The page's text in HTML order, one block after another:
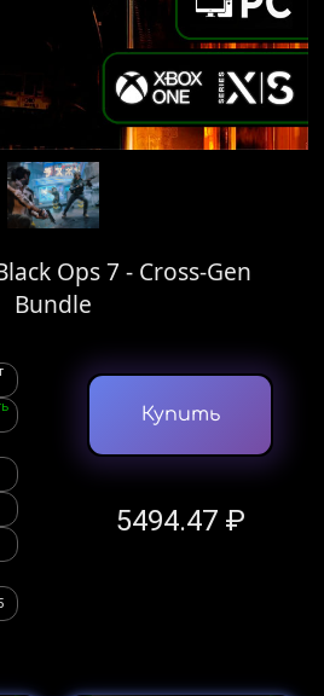
Ops 7 - Cross-Gen
Bundle
Купить
5494.47 ₽